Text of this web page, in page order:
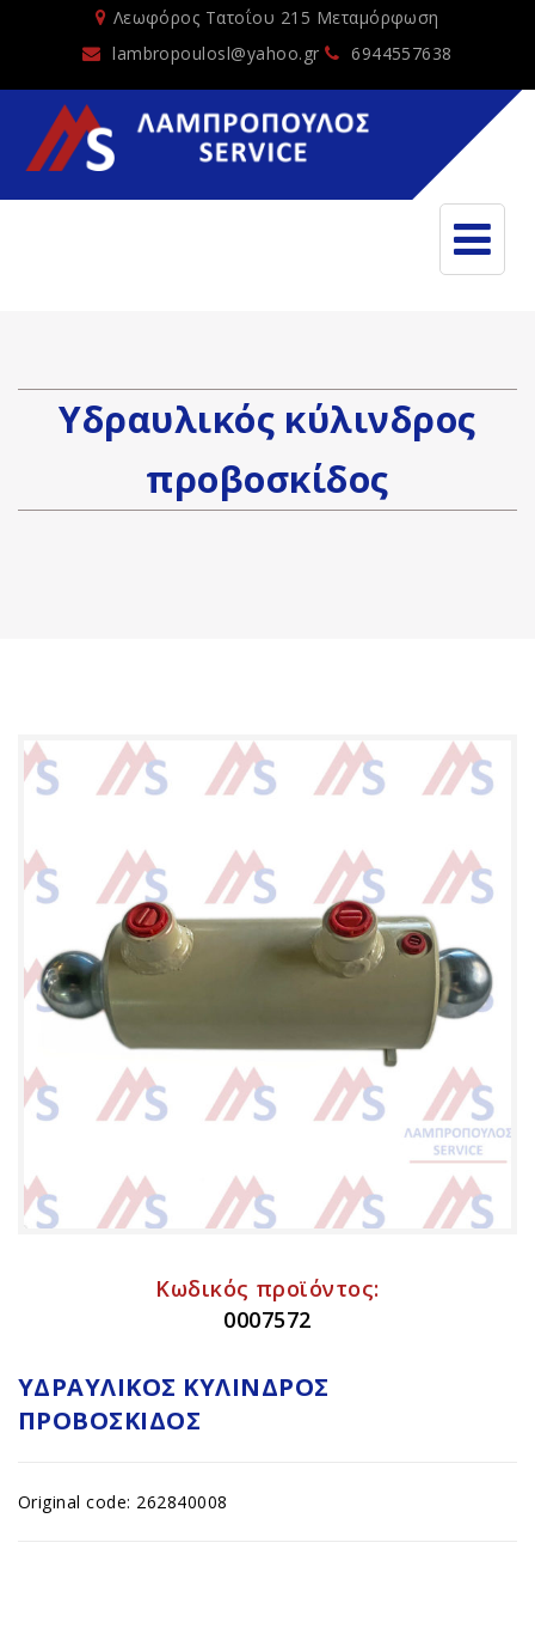
Λεωφόρος Τατοΐου 215 Μεταμόρφωση
lambropoulosl@yahoo.gr
6944557638
Υδραυλικός κύλινδρος
προβοσκίδος
Κωδικός προϊόντος:
0007572
ΥΔΡΑΥΛΙΚΌΣ ΚΎΛΙΝΔΡΟΣ
ΠΡΟΒΟΣΚΊΔΟΣ
Original code: 262840008